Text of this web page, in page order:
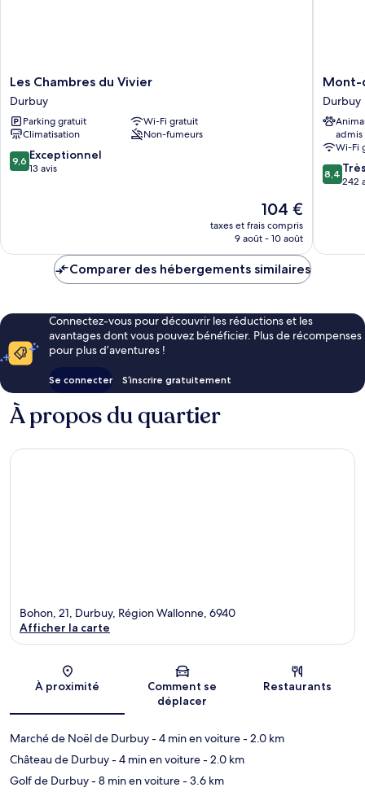
Les
Chambres
du
Vivier
Durbuy
Les Chambres du Vivier
Durbuy
Parking gratuit
Wi-Fi gratuit
Climatisation
Non-fumeurs
9.6
sur
9,6 Exceptionnel
13 avis
Le
nouveau
prix
de
104 €
taxes et frais compris
9 août - 10 août
Mont-
des-
Pins
Durbuy
Mont-
Durbuy
admis
Wi-Fi
8.4
sur
8,4
242
Comparer des hébergements similaires
Connectez-vous pour découvrir les réductions et les
avantages dont vous pouvez bénéficier. Plus de récompenses
pour plus d’aventures !
Se connecter S’inscrire gratuitement
À propos du quartier
Carte
Bohon, 21, Durbuy, Région Wallonne, 6940
Afficher la carte
À proximité
Comment se
déplacer
Restaurants
Marché de Noël de Durbuy- 4 min en voiture- 2.0 km
Château de Durbuy- 4 min en voiture- 2.0 km
Golf de Durbuy- 8 min en voiture- 3.6 km